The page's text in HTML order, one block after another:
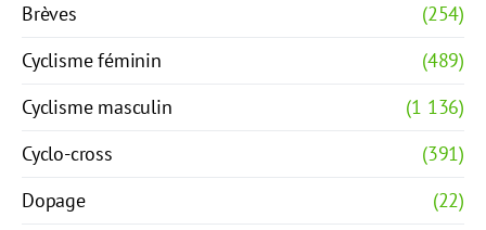
Brèves
(254)
Cyclisme féminin
(489)
Cyclisme masculin
(1 136)
Cyclo-cross
(391)
Dopage
(22)